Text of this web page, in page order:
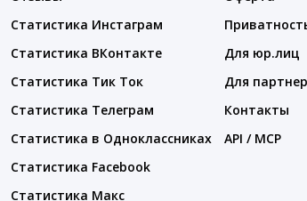
Статистика Инстаграм
Статистика ВКонтакте
Статистика Тик Ток
Статистика Телеграм
Статистика в Одноклассниках
Статистика Facebook
Статистика Макс
Для юр.лиц
Для
Контакты
API / MCP